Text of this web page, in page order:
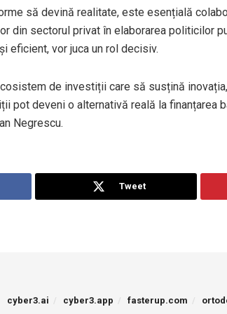
să devină realitate, este esențială
din sectorul privat în elaborarea politicilor
eficient, vor juca un rol decisiv.
de investiții care să susțină
pot deveni o alternativă reală la finanțarea
Negrescu.
Tweet
cyber3.ai cyber3.app fasterup.com